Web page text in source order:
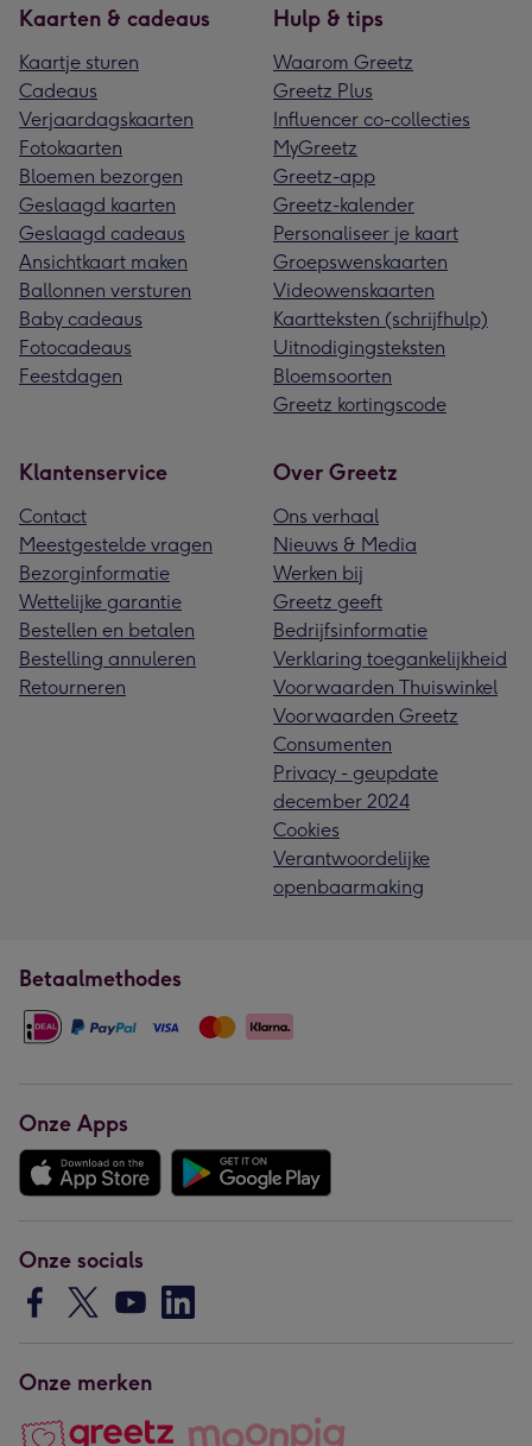
Kaarten & cadeaus
Kaartje sturen
Cadeaus
Verjaardagskaarten
Fotokaarten
Bloemen bezorgen
Geslaagd kaarten
Geslaagd cadeaus
Ansichtkaart maken
Ballonnen versturen
Baby cadeaus
Fotocadeaus
Feestdagen
Hulp & tips
Waarom Greetz
Greetz Plus
Influencer co-collecties
MyGreetz
Greetz-app
Greetz-kalender
Personaliseer je kaart
Groepswenskaarten
Videowenskaarten
Kaartteksten (schrijfhulp)
Uitnodigingsteksten
Bloemsoorten
Greetz kortingscode
Klantenservice
Contact
Meestgestelde vragen
Bezorginformatie
Wettelijke garantie
Bestellen en betalen
Bestelling annuleren
Retourneren
Over Greetz
Ons verhaal
Nieuws & Media
Werken bij
Greetz geeft
Bedrijfsinformatie
Verklaring toegankelijkheid
Voorwaarden Thuiswinkel
Voorwaarden Greetz
Consumenten
Privacy - geupdate
december 2024
Cookies
Verantwoordelijke
openbaarmaking
Betaalmethodes
Onze Apps
Onze socials
Onze merken